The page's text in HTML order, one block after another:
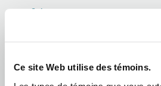
Ce site Web utilise des témoins.
Droit
Afrique
Asie-Pacifique
Amérique latine